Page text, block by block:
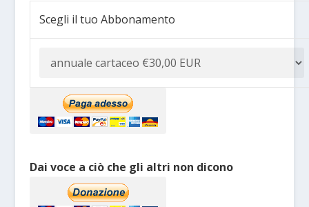
Scegli il tuo Abbonamento
Dai voce a ciò che gli altri non dicono